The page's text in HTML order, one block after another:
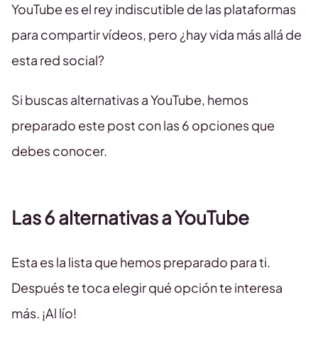
YouTube es el rey indiscutible de las plataformas
para compartir vídeos, pero ¿hay vida más allá de
esta red social?
Si buscas alternativas a YouTube, hemos
preparado este post con las 6 opciones que
debes conocer.
Las 6 alternativas a YouTube
Esta es la lista que hemos preparado para ti.
Después te toca elegir qué opción te interesa
más. ¡Al lío!